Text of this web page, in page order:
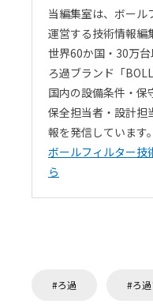
当編集室は、ボール
運営する技術情報編
世界60か国・30万
ろ過ブランド「
国内の設備条件・保
保全担当者・設計担
報を発信しています。
ボールフィルター技
ら
ろ過 ろ